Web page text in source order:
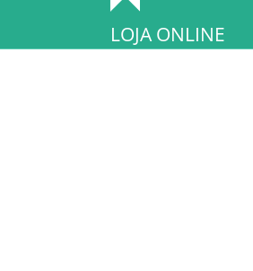
LOJA ONLINE